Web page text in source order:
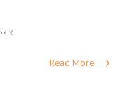
Read More